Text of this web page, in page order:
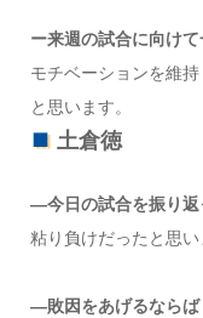
ー来週の試合に向け
モチベーションを維
と思います。
土倉徳
―今日の試合を振り返
粘り負けだったと思い
―敗因をあげるならば